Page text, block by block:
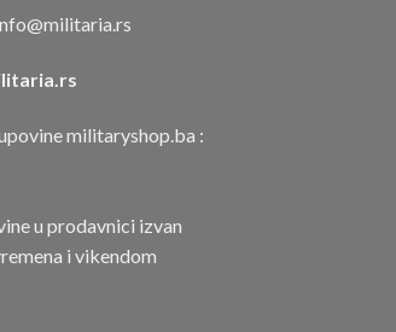
militaryshop.ba :
u prodavnici izvan
i vikendom